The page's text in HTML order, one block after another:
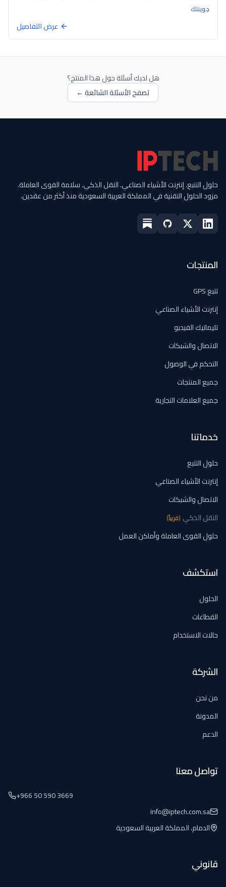
سياجات جغرافية، وكابل ختم قابل للاستبدال.
جوينتك
عرض التفاصيل
هل لديك أسئلة حول هذا المنتج؟
تصفح الأسئلة الشائعة ←
حلول التتبع. إنترنت الأشياء الصناعي. النقل الذكي. سلامة القوى العاملة.
مزود الحلول التقنية في المملكة العربية السعودية منذ أكثر من عقدين.
المنتجات
تتبع GPS
إنترنت الأشياء الصناعي
تليماتيك الفيديو
الاتصال والشبكات
التحكم في الوصول
جميع المنتجات
جميع العلامات التجارية
خدماتنا
حلول التتبع
إنترنت الأشياء الصناعي
الاتصال والشبكات
النقل الذكي (قريباً)
حلول القوى العاملة وأماكن العمل
استكشف
الحلول
القطاعات
حالات الاستخدام
الشركة
من نحن
المدونة
الدعم
تواصل معنا
+966 50 590 3669
info@iptech.com.sa
الدمام، المملكة العربية السعودية
قانوني